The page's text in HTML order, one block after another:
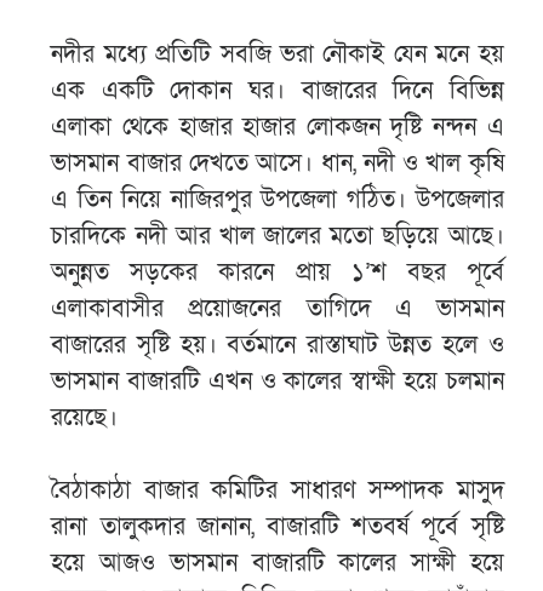
নদীর মধ্যে প্রতিটি সবজি ভরা নৌকাই যেন মনে হয়
এক একটি দোকান ঘর। বাজারের দিনে বিভিন্ন
এলাকা থেকে হাজার হাজার লোকজন দৃষ্টি নন্দন এ
ভাসমান বাজার দেখতে আসে। ধান, নদী ও খাল কৃষি
এ তিন নিয়ে নাজিরপুর উপজেলা গঠিত। উপজেলার
চারদিকে নদী আর খাল জালের মতো ছড়িয়ে আছে।
অনুন্নত সড়কের কারনে প্রায় ১’শ বছর পূর্বে
এলাকাবাসীর প্রয়োজনের তাগিদে এ ভাসমান
বাজারের সৃষ্টি হয়। বর্তমানে রাস্তাঘাট উন্নত হলে ও
ভাসমান বাজারটি এখন ও কালের স্বাক্ষী হয়ে চলমান
রয়েছে।
বৈঠাকাঠা বাজার কমিটির সাধারণ সম্পাদক মাসুদ
রানা তালুকদার জানান, বাজারটি শতবর্ষ পূর্বে সৃষ্টি
হয়ে আজও ভাসমান বাজারটি কালের সাক্ষী হয়ে